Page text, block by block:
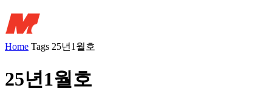
Home Tags 25년1월호
25년1월호